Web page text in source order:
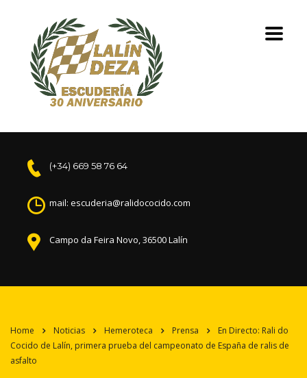
(+34) 669 58 76 64
mail: escuderia@ralidococido.com
Campo da Feira Novo, 36500 Lalín
Home Noticias Hemeroteca Prensa
En Directo: Rali do
Cocido de Lalín, primera prueba del campeonato de España de ralis de
asfalto